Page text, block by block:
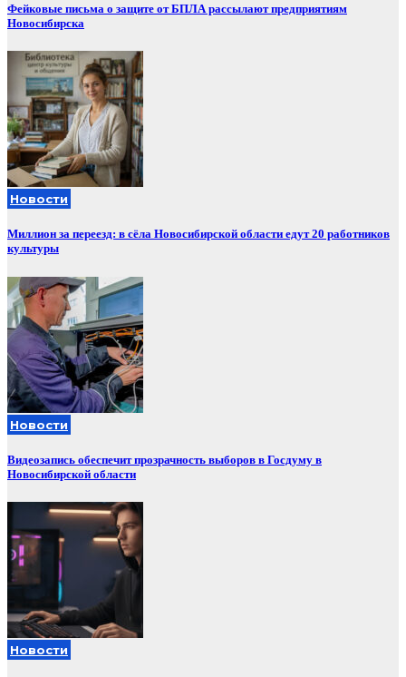
Фейковые письма о защите от БПЛА рассылают предприятиям
Новосибирска
Новости
Миллион за переезд: в сёла Новосибирской области едут 20 работников
культуры
Новости
Видеозапись обеспечит прозрачность выборов в Госдуму в
Новосибирской области
Новости